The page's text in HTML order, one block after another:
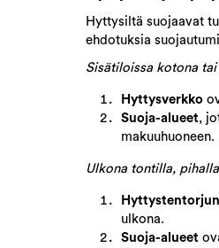
Hyttysiltä suojaavat
ehdotuksia
Sisätiloissa kotona
Hyttysverkko
Suoja-alueet,
makuuhuoneen.
Ulkona tontilla,
ulkona.
Suoja-alueet